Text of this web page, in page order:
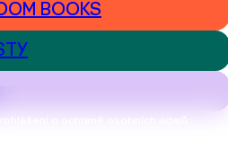
o ochraně osobních údajů
BOOKS